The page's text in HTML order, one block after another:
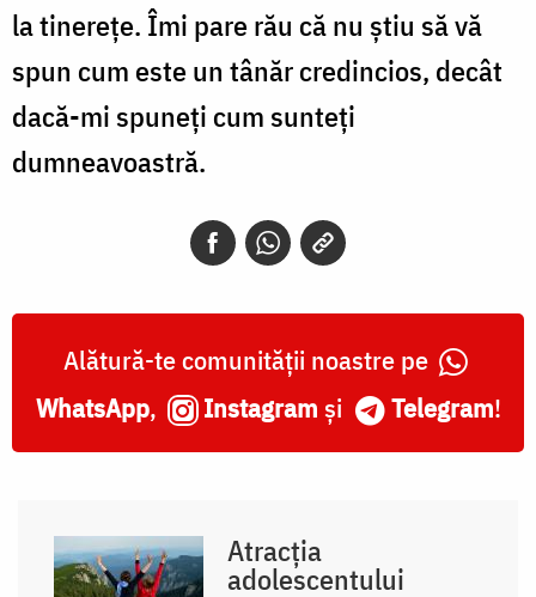
la tinerețe. Îmi pare rău că nu știu să vă
spun cum este un tânăr credincios, decât
dacă-mi spuneți cum sunteți
dumneavoastră.
Alătură-te comunității noastre pe
WhatsApp, Instagram și Telegram!
Atracția
adolescentului